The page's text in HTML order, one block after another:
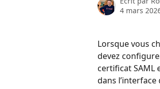
4 mars
Lorsque vous
devez
certificat SAML
dans l’interface